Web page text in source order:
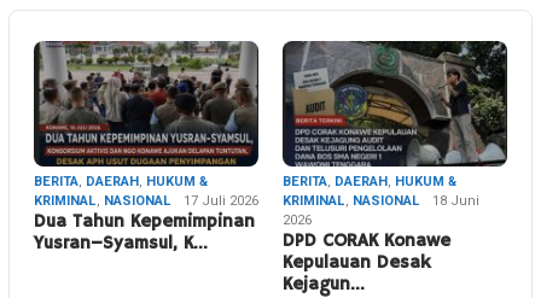
BERITA, DAERAH, HUKUM &
KRIMINAL, NASIONAL 17 Juli 2026
Dua Tahun Kepemimpinan
Yusran–Syamsul, K…
BERITA, DAERAH, HUKUM &
KRIMINAL, NASIONAL
18 Juni
2026
DPD CORAK Konawe
Kepulauan Desak
Kejagun…